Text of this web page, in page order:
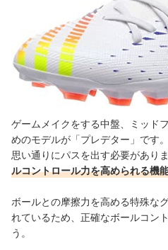
ゲームメイクをする中盤、ミッド
めのモデルが「プレデター」です
思い通りにパスを出す必要がありま
ルコントロール力を高められる機
ボールとの摩擦力を高める特殊な
れているため、正確なボールコン
う。